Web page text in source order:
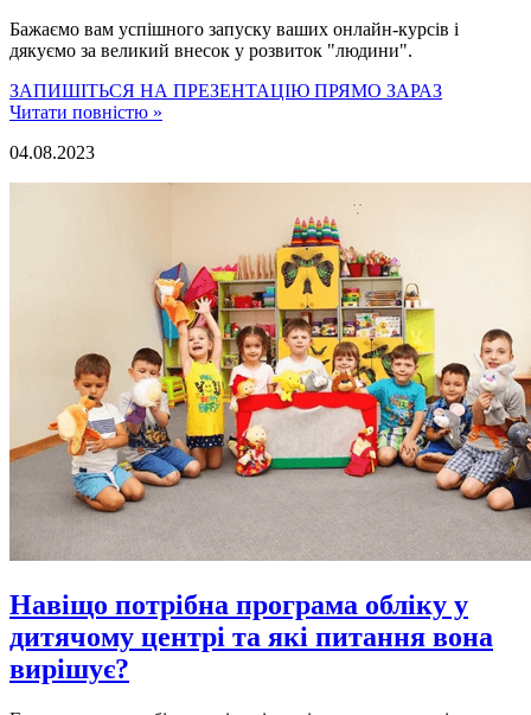
Бажаємо вам успішного запуску ваших онлайн-курсів і
дякуємо за великий внесок у розвиток "людини".
ЗАПИШІТЬСЯ НА ПРЕЗЕНТАЦІЮ ПРЯМО ЗАРАЗ
Читати повністю »
04.08.2023
Навіщо потрібна програма обліку у
дитячому центрі та які питання вона
вирішує?